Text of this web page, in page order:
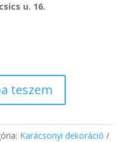
u. 16.
teszem
Karácsonyi dekoráció